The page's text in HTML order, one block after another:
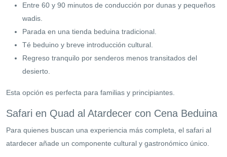
Entre 60 y 90 minutos de conducción por dunas y pequeños
wadis.
Parada en una tienda beduina tradicional.
Té beduino y breve introducción cultural.
Regreso tranquilo por senderos menos transitados del
desierto.
Esta opción es perfecta para familias y principiantes.
Safari en Quad al Atardecer con Cena Beduina
Para quienes buscan una experiencia más completa, el safari al
atardecer añade un componente cultural y gastronómico único.